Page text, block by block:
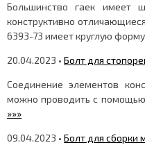
Большинство гаек имеет
конструктивно
6393-73 имеет круглую форму
20.04.2023 • Болт для
Соединение элементов
можно проводить с помощью
»»»
09.04.2023 • Болт для сборки